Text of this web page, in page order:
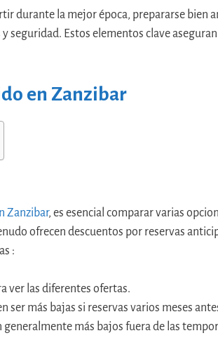
durante la mejor época, prepararse bien
seguridad. Estos elementos clave
en Zanzibar
Zanzibar, es esencial comparar varias
ofrecen descuentos por reservas
:
ver las diferentes ofertas.
ser más bajas si reservas varios meses
generalmente más bajos fuera de las